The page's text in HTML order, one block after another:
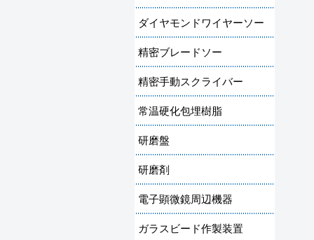
ダイヤモンドワイヤーソー
精密ブレードソー
精密手動スクライバー
常温硬化包埋樹脂
研磨盤
研磨剤
電子顕微鏡周辺機器
ガラスビード作製装置